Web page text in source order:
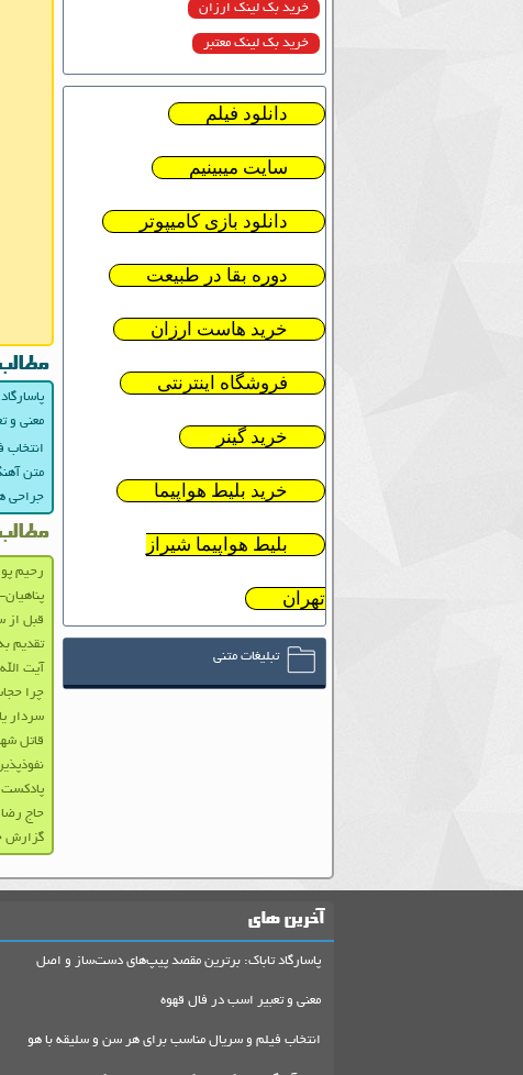
معنی و
متن
جراحی
رحیم
قبل از
تقدیم
آیت
چرا
سردار
قاتل
پادکست زهرای ۳ ساله
حاج
گزارش خبری روزنه ۳۲-
خرید بک لینک ارزان
خرید بک لینک معتبر
دانلود فیلم
سایت میبینیم
دانلود بازی کامیپوتر
دوره بقا در طبیعت
خرید هاست ارزان
فروشگاه اینترنتی
خرید گینر
خرید بلیط هواپیما
بلیط هواپیما شیراز
تهران
تبلیغات متنی
آخرین های
پاسارگاد تاباک: برترین مقصد پیپ‌های دست‌ساز و اصل
معنی و تعبیر اسب در فال قهوه
انتخاب فیلم و سریال مناسب برای هر سن و سلیقه با هو